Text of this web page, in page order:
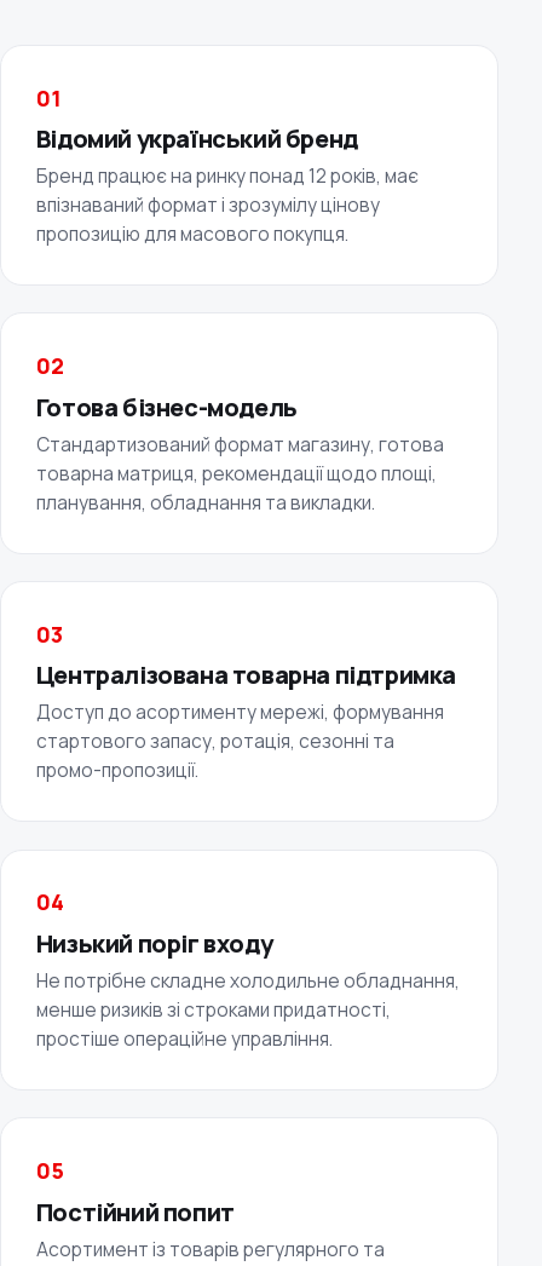
01
Відомий український бренд
Бренд працює на ринку понад 12 років, має
впізнаваний формат і зрозумілу цінову
пропозицію для масового покупця.
02
Готова бізнес-модель
Стандартизований формат магазину, готова
товарна матриця, рекомендації щодо площі,
планування, обладнання та викладки.
03
Централізована товарна підтримка
Доступ до асортименту мережі, формування
стартового запасу, ротація, сезонні та
промо-пропозиції.
04
Низький поріг входу
Не потрібне складне холодильне обладнання,
менше ризиків зі строками придатності,
простіше операційне управління.
05
Постійний попит
Асортимент із товарів регулярного та